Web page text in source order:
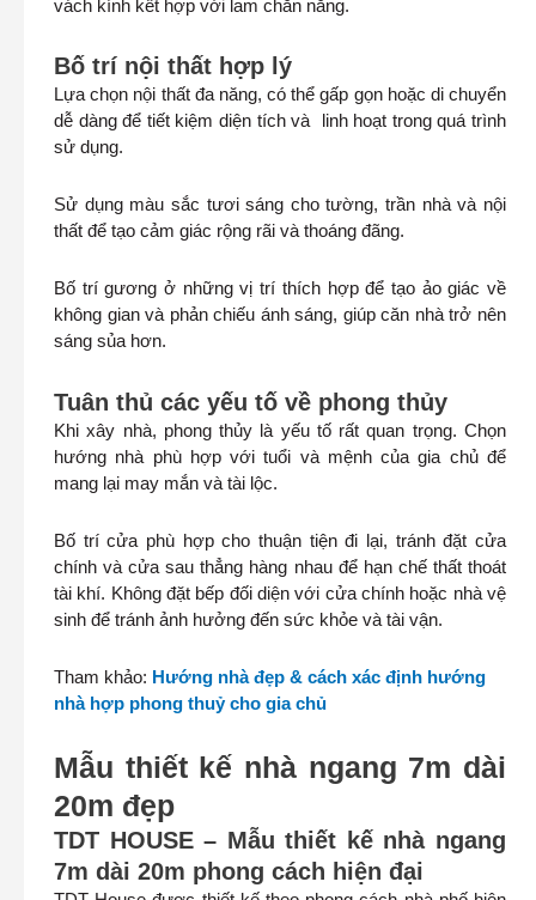
vách kính kết hợp với lam chắn nắng.
Bố trí nội thất hợp lý
Lựa chọn nội thất đa năng, có thể gấp gọn hoặc di chuyển
dễ dàng để tiết kiệm diện tích và linh hoạt trong quá trình
sử dụng.
Sử dụng màu sắc tươi sáng cho tường, trần nhà và nội
thất để tạo cảm giác rộng rãi và thoáng đãng.
Bố trí gương ở những vị trí thích hợp để tạo ảo giác về
không gian và phản chiếu ánh sáng, giúp căn nhà trở nên
sáng sủa hơn.
Tuân thủ các yếu tố về phong thủy
Khi xây nhà, phong thủy là yếu tố rất quan trọng. Chọn
hướng nhà phù hợp với tuổi và mệnh của gia chủ để
mang lại may mắn và tài lộc.
Bố trí cửa phù hợp cho thuận tiện đi lại, tránh đặt cửa
chính và cửa sau thẳng hàng nhau để hạn chế thất thoát
tài khí. Không đặt bếp đối diện với cửa chính hoặc nhà vệ
sinh để tránh ảnh hưởng đến sức khỏe và tài vận.
Tham khảo: Hướng nhà đẹp & cách xác định hướng
nhà hợp phong thuỷ cho gia chủ
Mẫu thiết kế nhà ngang 7m dài
20m đẹp
TDT HOUSE – Mẫu thiết kế nhà ngang
7m dài 20m phong cách hiện đại